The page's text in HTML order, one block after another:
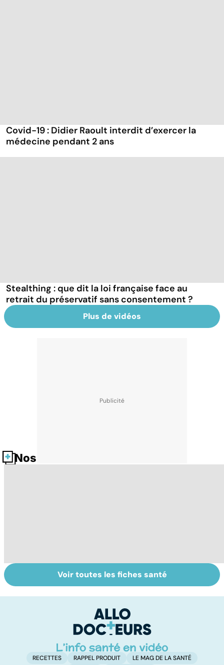
Covid-19 : Didier Raoult interdit d’exercer la
médecine pendant 2 ans
Stealthing : que dit la loi française face au
retrait du préservatif sans consentement ?
Plus de vidéos
Nos fiches santé
d'ovocytes,
Sexualité,
infertilité et
étroits
Voir toutes les fiches santé
RECETTES RAPPEL PRODUIT LE MAG DE LA SANTÉ